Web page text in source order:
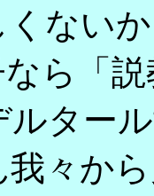
ない
ら「
ター
々か